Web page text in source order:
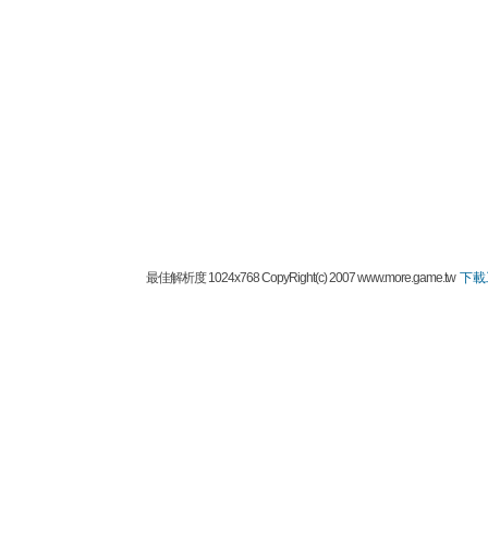
最佳解析度 1024x768 CopyRight(c) 2007 www.more.game.tw 下